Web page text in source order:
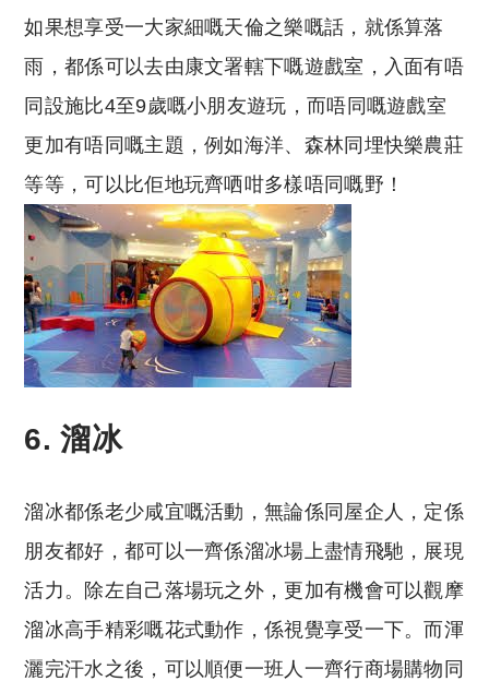
如果想享受一大家細嘅天倫之樂嘅話，就係算落
雨，都係可以去由康文署轄下嘅遊戲室，入面有唔
同設施比4至9歲嘅小朋友遊玩，而唔同嘅遊戲室
更加有唔同嘅主題，例如海洋、森林同埋快樂農莊
等等，可以比佢地玩齊哂咁多樣唔同嘅野！
6. 溜冰
溜冰都係老少咸宜嘅活動，無論係同屋企人，定係
朋友都好，都可以一齊係溜冰場上盡情飛馳，展現
活力。除左自己落場玩之外，更加有機會可以觀摩
溜冰高手精彩嘅花式動作，係視覺享受一下。而渾
灑完汗水之後，可以順便一班人一齊行商場購物同